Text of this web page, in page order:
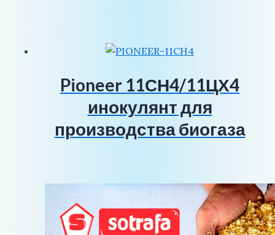
Pioneer 11СН4/11ЦХ4
инокулянт для
производства биогаза